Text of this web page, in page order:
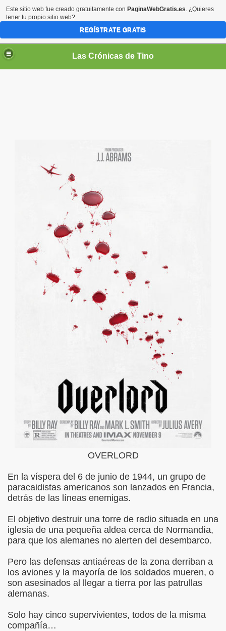
Las Crónicas de Tino
OVERLORD
En la víspera del 6 de junio de 1944, un grupo de
paracaidistas americanos son lanzados en Francia,
detrás de las líneas enemigas.
El objetivo destruir una torre de radio situada en una
iglesia de una pequeña aldea cerca de Normandía,
para que los alemanes no alerten del desembarco.
Pero las defensas antiaéreas de la zona derriban a
los aviones y la mayoría de los soldados mueren, o
son asesinados al llegar a tierra por las patrullas
alemanas.
Solo hay cinco supervivientes, todos de la misma
compañía…
Este sitio web fue creado gratuitamente con PaginaWebGratis.es. ¿Quieres
tener tu propio sitio web?
REGÍSTRATE GRATIS